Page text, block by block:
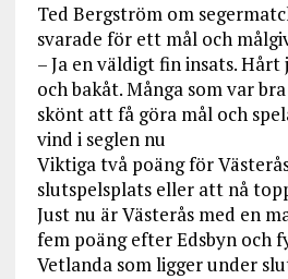
Ted Bergström om
svarade för ett mål och
– Ja en väldigt fin insats.
och bakåt. Många som var
skönt att få göra mål och
vind i seglen nu
Viktiga två poäng för
slutspelsplats eller att nå
Just nu är Västerås med en
fem poäng efter Edsbyn och
Vetlanda som ligger under